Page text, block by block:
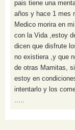
pais tiene una
años y hace 1 mes
Medico morira en
con la Vida ,estoy
dicen que disfrute
no existiera ,y que
de otras Mamitas,
estoy en
intentarlo y los
.....